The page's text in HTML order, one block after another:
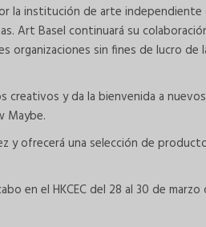
la institución de arte independiente
Art Basel continuará su
organizaciones sin fines de lucro de
creativos y da la bienvenida a
Maybe.
y ofrecerá una selección de
en el HKCEC del 28 al 30 de